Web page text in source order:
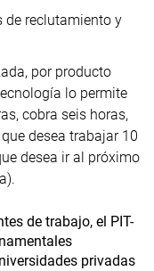
de reclutamiento y
por producto
lo permite
cobra seis horas,
desea trabajar 10
desea ir al próximo
de trabajo, el PIT-
privadas